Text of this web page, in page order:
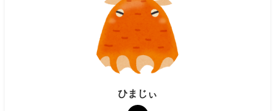
ひまじぃ